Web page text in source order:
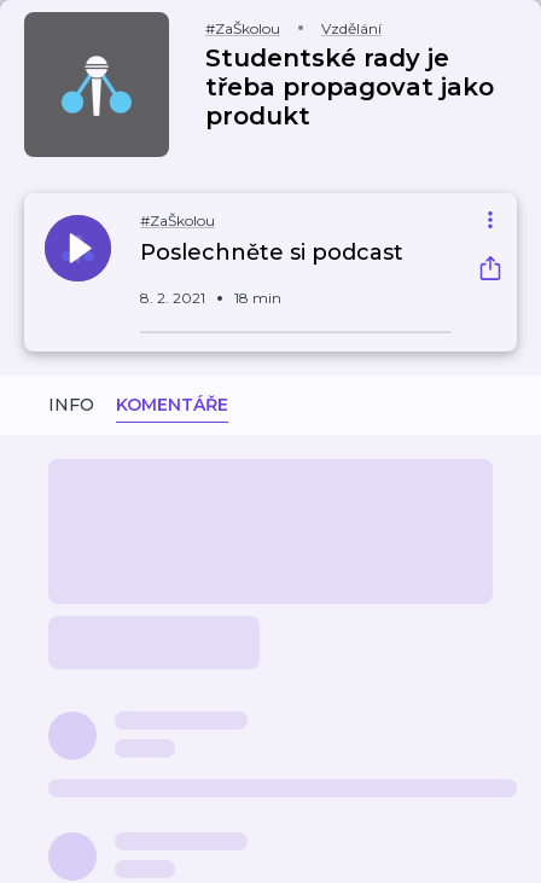
#ZaŠkolou Vzdělání
Studentské rady je
třeba propagovat jako
produkt
#ZaŠkolou
Poslechněte si podcast
8. 2. 2021 18 min
INFO KOMENTÁŘE